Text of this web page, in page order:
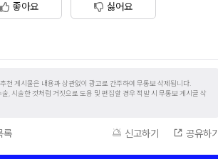
좋아요 싫어요
천 게시물은 내용과 상관없이 광고로 간주하여 무통보 삭제됩니다.
, 시술한 것처럼 거짓으로 도용 및 편집할 경우 적발 시 무통보 게시글 삭
록 신고하기 공유하기